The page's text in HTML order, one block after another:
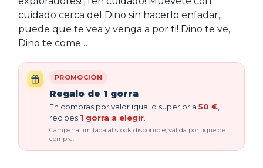
cuidado cerca del Dino sin hacerlo enfadar,
puede que te vea y venga a por ti! Dino te ve,
Dino te come…
PROMOCIÓN
Regalo de 1 gorra
En compras por valor igual o superior a 50 €
recibes 1 gorra a elegir
Campaña limitada al stock disponible, válida por tique de
compra.